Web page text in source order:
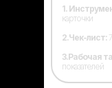
1.
карточки
2.Чек-лист:
3.Рабочая
показателей